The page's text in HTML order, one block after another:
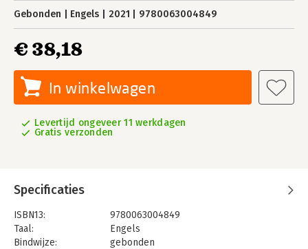
Gebonden Engels 2021 9780063004849
€ 38,18
In winkelwagen
Levertijd ongeveer 11 werkdagen
Gratis verzonden
Specificaties
ISBN13:
9780063004849
Taal:
Engels
Bindwijze:
gebonden